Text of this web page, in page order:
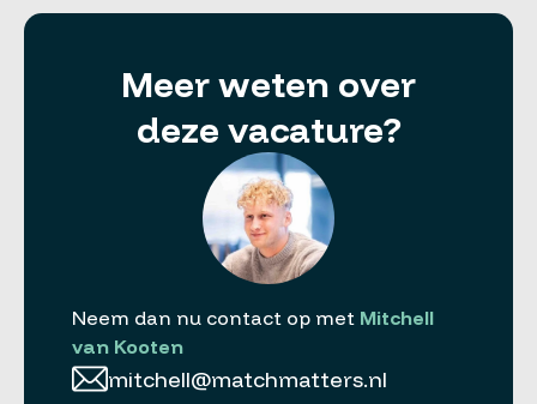
Meer weten over
deze vacature?
Neem dan nu contact op met Mitchell
van Kooten
mitchell@matchmatters.nl